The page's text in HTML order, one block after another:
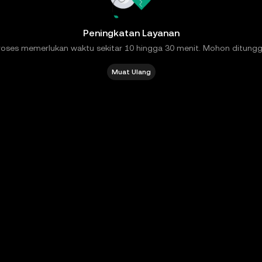
Peningkatan Layanan
memerlukan waktu sekitar 10 hingga 30 menit. Mohon
Muat Ulang